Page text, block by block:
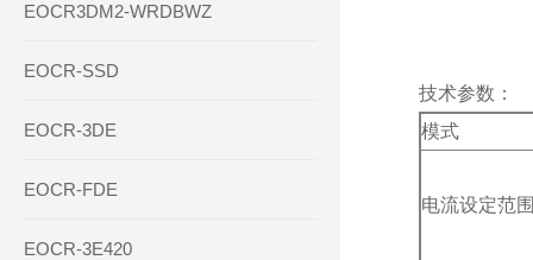
EOCR3DM2-WRDBWZ
EOCR-SSD
EOCR-3DE
EOCR-FDE
EOCR-3E420
技术参数：
模式
电流设定范